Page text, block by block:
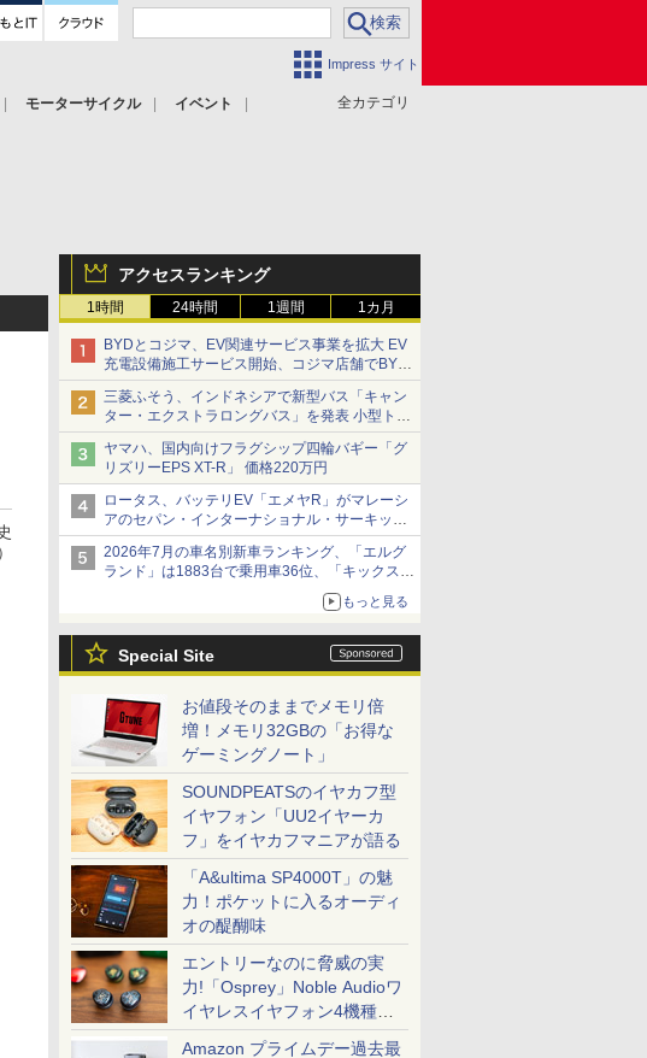
Impress サイト
全カテゴリ
モーターサイクル
イベント
アクセスランキング
1時間 24時間 1週間 1カ月
BYDとコジマ、EV関連サービス事業を拡大 EV
充電設備施工サービス開始、コジマ店舗でBYD
車の展示・試乗イベントを強化
三菱ふそう、インドネシアで新型バス「キャン
ター・エクストラロングバス」を発表 小型トラ
ックベースの観光・旅客輸送向けバス
ヤマハ、国内向けフラグシップ四輪バギー「グ
リズリーEPS XT-R」 価格220万円
ロータス、バッテリEV「エメヤR」がマレーシ
アのセパン・インターナショナル・サーキット
のBEV最速タイムを樹立
2026年7月の車名別新車ランキング、「エルグ
ランド」は1883台で乗用車36位、「キックス」
もっと見る
Special Site
お値段そのままでメモリ倍
増！メモリ32GBの「お得な
ゲーミングノート」
SOUNDPEATSのイヤカフ型
イヤフォン「UU2イヤーカ
フ」をイヤカフマニアが語る
「A&ultima SP4000T」の魅
力！ポケットに入るオーディ
オの醍醐味
エントリーなのに脅威の実
力!「Osprey」Noble Audioワ
イヤレスイヤフォン4機種を
一気に聴く
Amazon プライムデー過去最